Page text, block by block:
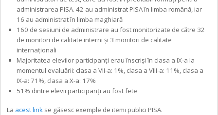
administrarea PISA. 42 au administrat PISA în limba română, iar
16 au administrat în limba maghiară
160 de sesiuni de administrare au fost monitorizate de către 32
de monitori de calitate interni și 3 monitori de calitate
internaționali
Majoritatea elevilor participanți erau înscriși în clasa a IX-a la
momentul evaluării: clasa a VII-a: 1%, clasa a VIII-a: 11%, clasa a
IX-a: 71%, clasa a X-a: 17%
51% dintre elevii participanți au fost fete
La acest link se găsesc exemple de itemi publici PISA.